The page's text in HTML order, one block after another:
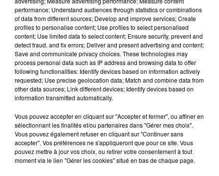
TITRES DIFFUSÉS
16h39
16h39
ALEX WARREN
16h36
16h36
JENNIFER PAIGE
performance; Understand audiences through statistics or combinations
of data from different sources; Develop and improve services; Create
profiles to personalise content; Use profiles to select personalised
content; Use limited data to select content; Ensure security, prevent and
detect fraud, and fix errors; Deliver and present advertising and content;
Save and communicate privacy choices. These technologies may
process personal data such as IP address and browsing data to offer
following functionalities: Identify devices based on information actively
requested; Use precise geolocation data; Match and combine data from
other data sources; Link different devices; Identify devices based on
information transmitted automatically.
Vous pouvez accepter en cliquant sur "Accepter et fermer", ou affiner en
sélectionnant les finalités et/ou partenaires dans "Gérer mes choix".
Vous pouvez également refuser en cliquant sur "Continuer sans
accepter". Vos préférences ne s'appliqueront que pour ce site. Vous
pouvez mettre à jour vos choix, ou retirer votre consentement à tout
moment via le lien "Gérer les cookies" situé en bas de chaque page.